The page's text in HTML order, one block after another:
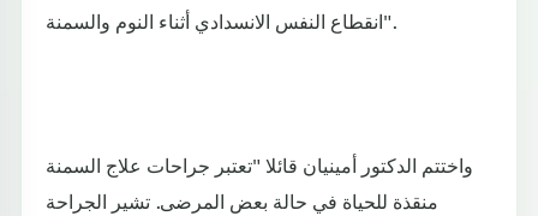
انقطاع النفس الانسدادي أثناء النوم والسمنة".
واختتم الدكتور أمينيان قائلا "تعتبر جراحات علاج السمنة
منقذة للحياة في حالة بعض المرضى. تشير الجراحة